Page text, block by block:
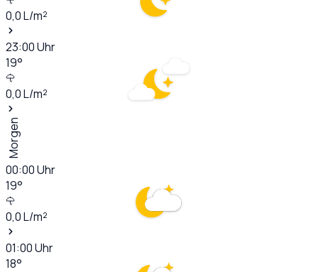
0,0L/m²
23:00Uhr
19°
0,0L/m²
Morgen
00:00Uhr
19°
0,0L/m²
01:00Uhr
18°